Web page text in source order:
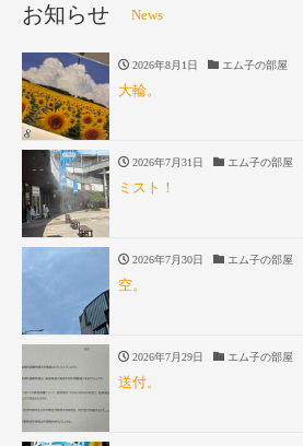
お知らせ News
2026年8月1日 エム子の部屋
大輪。
2026年7月31日 エム子の部屋
ミスト！
2026年7月30日 エム子の部屋
空。
2026年7月29日 エム子の部屋
送付。